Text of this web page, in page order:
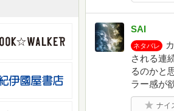
SAI
ネタバレ
される連
るのかと
ラー感が
ナイ